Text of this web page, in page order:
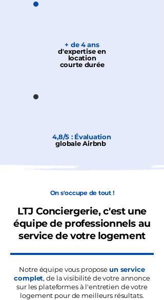
+ de 4 ans
d'expertise en
location
courte durée
4,8/5 : Évaluation
globale Airbnb
On s'occupe de tout !
LTJ Conciergerie, c'est une
équipe de professionnels au
service de votre logement
Notre équipe vous proposeun service
complet, de la visibilité de votre annonce
sur les plateformes à l'entretien de votre
logement pour de meilleurs résultats.